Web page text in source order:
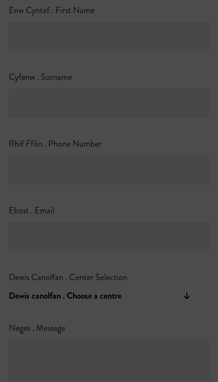
Enw Cyntaf . First Name
Cyfenw . Surname
Rhif Ffôn . Phone Number
Ebost . Email
Dewis Canolfan . Center Selection
Neges . Message